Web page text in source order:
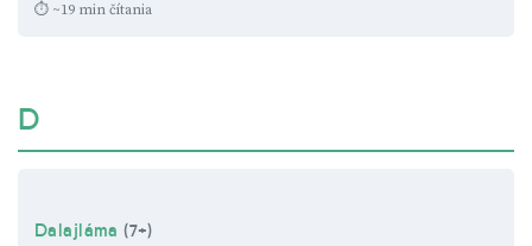
⏱ ~19 min čítania
D
Dalajláma(7+)